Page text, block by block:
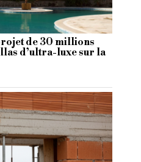
de 30 millions
d’ultra-luxe sur la